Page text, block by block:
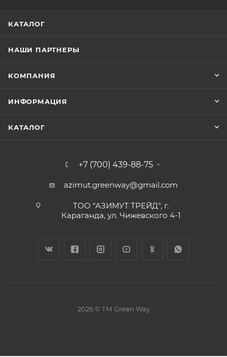
КАТАЛОГ
НАШИ ПАРТНЕРЫ
КОМПАНИЯ
ИНФОРМАЦИЯ
КАТАЛОГ
+7 (700) 439-88-75
azimut.greenway@gmail.com
ТОО "АЗИМУТ ТРЕЙД", г.
Караганда, ул. Чижевского 4-1
2026 © ТМ Green Way